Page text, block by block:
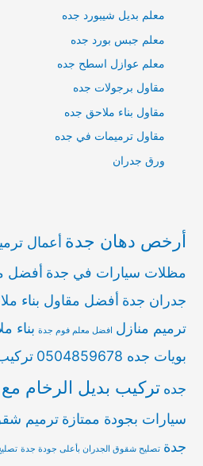
معلم بديل شيبورد جده
معلم جبس بورد جده
معلم عوازل اسطح جده
مقاول برجولات جده
مقاول بناء ملاحق جده
مقاول ترميمات في جده
ورق جدران
أرخص دهان جدة أعمال
مظلات سيارات في جدة أفضل
جدران جدة أفضل مقاول بناء
ترميم منازل
افضل معلم فوم جدة بناء
بويات جده 0504859678
جده تركيب بديل الرخام
سيارات بجودة ممتازة ترميم
جدة تصليح شقوق الجدران بأعلى جودة جدة